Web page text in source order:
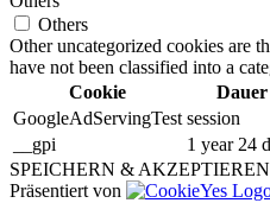
Others
Other uncategorized cookies are
have not been classified into a
Cookie
Dauer
GoogleAdServingTest session
__gpi
1 year 24
SPEICHERN & AKZEPTIEREN
Präsentiert von